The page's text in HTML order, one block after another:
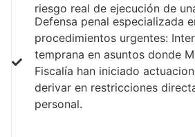
riesgo real de ejecución de
Defensa penal especializada
procedimientos urgentes:
temprana en asuntos donde
Fiscalía han iniciado
derivar en restricciones
personal.